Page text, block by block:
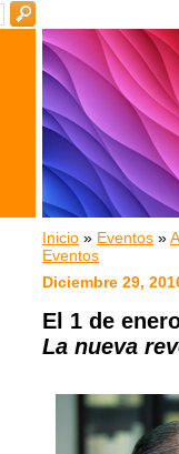
Inicio » Eventos »
Eventos
Diciembre 29,
El 1 de
La nueva